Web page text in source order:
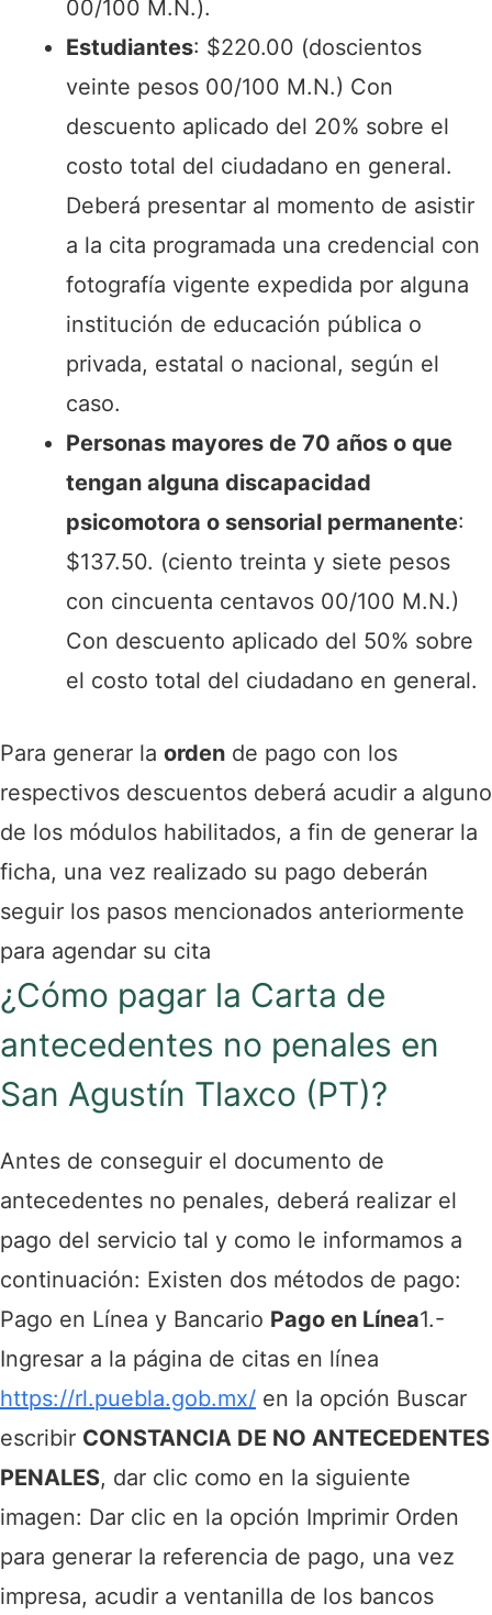
00/100 M.N.).
Estudiantes: $220.00 (doscientos
veinte pesos 00/100 M.N.) Con
descuento aplicado del 20% sobre el
costo total del ciudadano en general.
Deberá presentar al momento de asistir
a la cita programada una credencial con
fotografía vigente expedida por alguna
institución de educación pública o
privada, estatal o nacional, según el
caso.
Personas mayores de 70 años o que
tengan alguna discapacidad
psicomotora o sensorial permanente:
$137.50. (ciento treinta y siete pesos
con cincuenta centavos 00/100 M.N.)
Con descuento aplicado del 50% sobre
el costo total del ciudadano en general.
Para generar la orden de pago con los
respectivos descuentos deberá acudir a alguno
de los módulos habilitados, a fin de generar la
ficha, una vez realizado su pago deberán
seguir los pasos mencionados anteriormente
para agendar su cita
¿Cómo pagar la Carta de
antecedentes no penales en
San Agustín Tlaxco (PT)?
Antes de conseguir el documento de
antecedentes no penales, deberá realizar el
pago del servicio tal y como le informamos a
continuación: Existen dos métodos de pago:
Pago en Línea y Bancario Pago en Línea1.-
Ingresar a la página de citas en línea
https://rl.puebla.gob.mx/ en la opción Buscar
escribir CONSTANCIA DE NO ANTECEDENTES
PENALES, dar clic como en la siguiente
imagen: Dar clic en la opción Imprimir Orden
para generar la referencia de pago, una vez
impresa, acudir a ventanilla de los bancos